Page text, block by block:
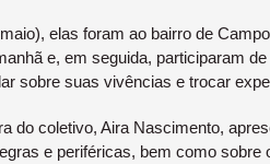
elas foram ao bairro de
e, em seguida, participaram
sobre suas vivências e trocar
do coletivo, Aira Nascimento,
e periféricas, bem como